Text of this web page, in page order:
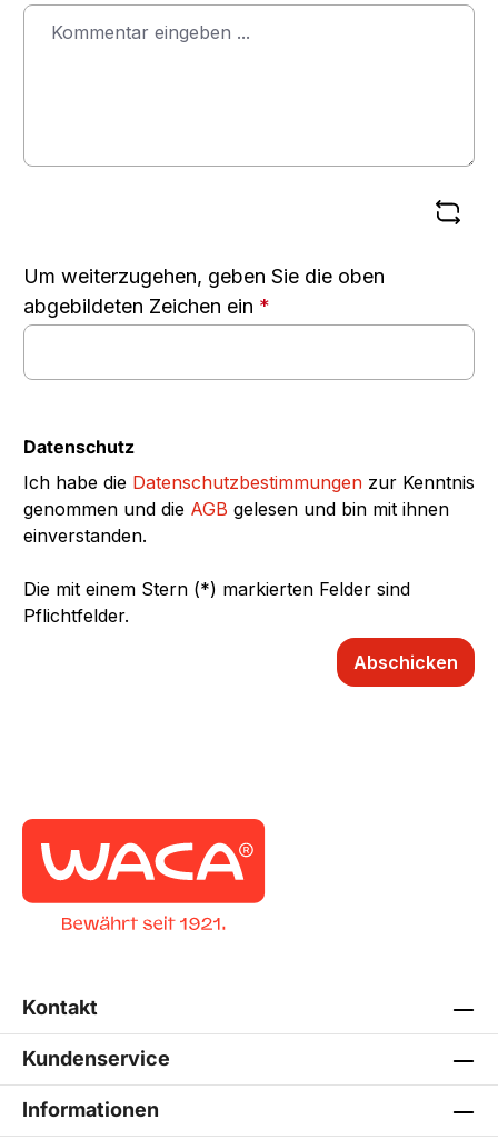
Um weiterzugehen, geben Sie die oben
abgebildeten Zeichen ein *
Datenschutz
Ich habe die Datenschutzbestimmungen zur Kenntnis
genommen und die AGB gelesen und bin mit ihnen
einverstanden.
Die mit einem Stern (*) markierten Felder sind
Pflichtfelder.
Abschicken
Kontakt
Kundenservice
Informationen